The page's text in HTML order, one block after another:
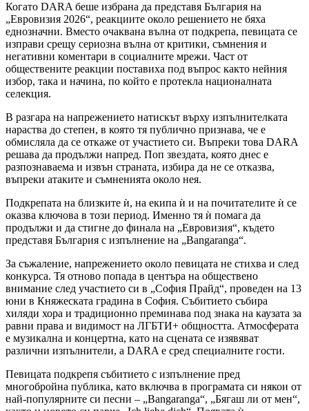
Когато DARA беше избрана да представя България на
„Евровизия 2026“, реакциите около решението не бяха
еднозначни. Вместо очаквана вълна от подкрепа, певицата се
изправи срещу сериозна вълна от критики, съмнения и
негативни коментари в социалните мрежи. Част от
обществените реакции поставиха под въпрос както нейния
избор, така и начина, по който е протекла националната
селекция.
В разгара на напрежението натискът върху изпълнителката
нараства до степен, в която тя публично признава, че е
обмисляла да се откаже от участието си. Въпреки това DARA
решава да продължи напред. Поп звездата, която днес е
разпознаваема и извън страната, избира да не се отказва,
въпреки атаките и съмненията около нея.
Подкрепата на близките ѝ, на екипа ѝ и на почитателите ѝ се
оказва ключова в този период. Именно тя ѝ помага да
продължи и да стигне до финала на „Евровизия“, където
представя България с изпълнение на „Bangaranga“.
За съжаление, напрежението около певицата не стихва и след
конкурса. Тя отново попада в центъра на обществено
внимание след участието си в „София Прайд“, проведен на 13
юни в Княжеската градина в София. Събитието събира
хиляди хора и традиционно преминава под знака на каузата за
равни права и видимост на ЛГБТИ+ общността. Атмосферата
е музикална и концертна, като на сцената се изявяват
различни изпълнители, а DARA е сред специалните гости.
Певицата подкрепя събитието с изпълнение пред
многобройна публика, като включва в програмата си някои от
най-популярните си песни – „Bangaranga“, „Бягаш ли от мен“,